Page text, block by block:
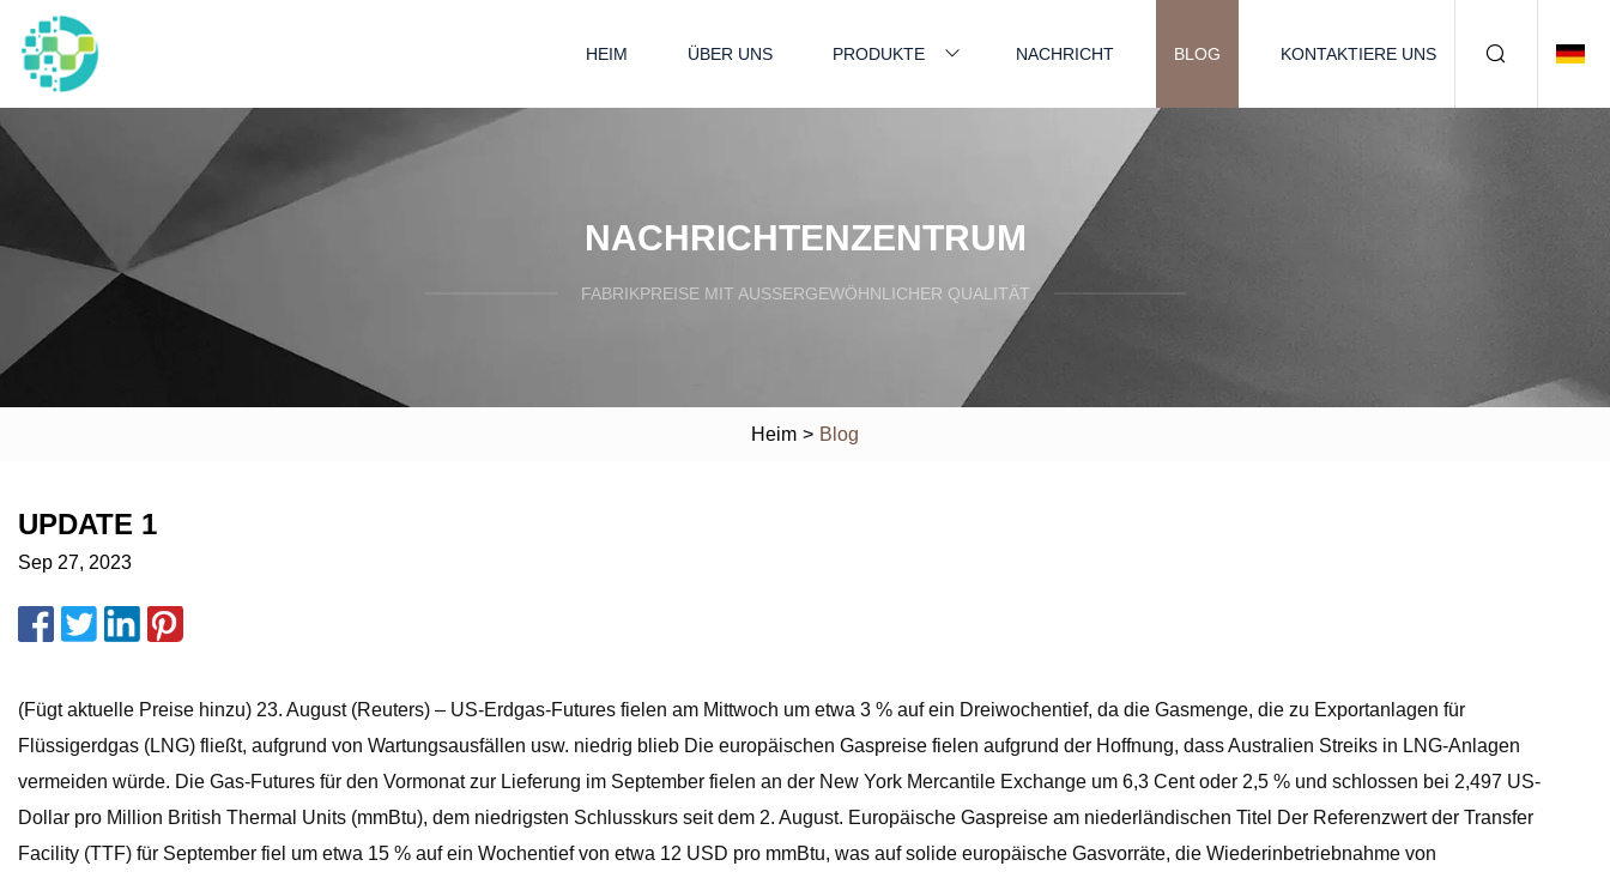
HEIM ÜBER UNS PRODUKTE NACHRICHT BLOG KONTAKTIERE UNS
NACHRICHTENZENTRUM
FABRIKPREISE MIT AUSSERGEWÖHNLICHER QUALITÄT
Heim > Blog
UPDATE 1
Sep 27, 2023
(Fügt aktuelle Preise hinzu) 23. August (Reuters) – US-Erdgas-Futures fielen am Mittwoch um etwa 3 % auf ein Dreiwochentief, da die Gasmenge, die zu Exportanlagen für
Flüssigerdgas (LNG) fließt, aufgrund von Wartungsausfällen usw. niedrig blieb Die europäischen Gaspreise fielen aufgrund der Hoffnung, dass Australien Streiks in LNG-Anlagen
vermeiden würde. Die Gas-Futures für den Vormonat zur Lieferung im September fielen an der New York Mercantile Exchange um 6,3 Cent oder 2,5 % und schlossen bei 2,497 US-
Dollar pro Million British Thermal Units (mmBtu), dem niedrigsten Schlusskurs seit dem 2. August. Europäische Gaspreise am niederländischen Titel Der Referenzwert der Transfer
Facility (TTF) für September fiel um etwa 15 % auf ein Wochentief von etwa 12 USD pro mmBtu, was auf solide europäische Gasvorräte, die Wiederinbetriebnahme von